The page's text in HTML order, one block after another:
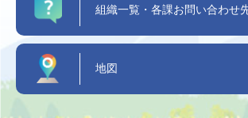
組織一覧・各課お問い合わせ
地図